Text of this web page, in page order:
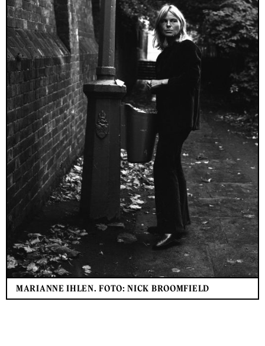
MARIANNE IHLEN. FOTO: NICK BROOMFIELD